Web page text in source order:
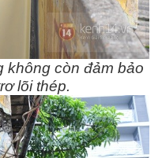
không còn đảm bảo
lõi thép.